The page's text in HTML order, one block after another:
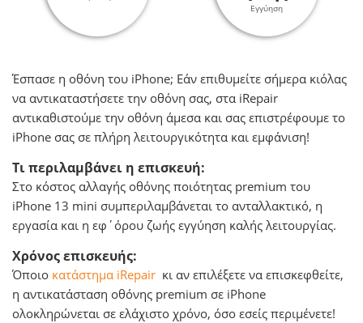
Εγγύηση
Έσπασε η οθόνη του iPhone; Εάν επιθυμείτε σήμερα κιόλας
να αντικαταστήσετε την οθόνη σας, στα iRepair
αντικαθιστούμε την οθόνη άμεσα και σας επιστρέφουμε το
iPhone σας σε πλήρη λειτουργικότητα και εμφάνιση!
Τι περιλαμβάνει η επισκευή:
Στο κόστος αλλαγής οθόνης ποιότητας premium του
iPhone 13 mini συμπεριλαμβάνεται το ανταλλακτικό, η
εργασία και η εφ΄όρου ζωής εγγύηση καλής λειτουργίας.
Χρόνος επισκευής:
Όποιο κατάστημα iRepair κι αν επιλέξετε να επισκεφθείτε,
η αντικατάσταση οθόνης premium σε iPhone
ολοκληρώνεται σε ελάχιστο χρόνο, όσο εσείς περιμένετε!